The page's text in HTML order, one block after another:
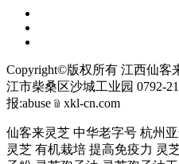
Copyright©版权所有 江西仙客
江市柴桑区沙城工业园 0792-
报:abuse﹫xkl-cn.com
仙客来灵芝 中华老字号 杭州
灵芝 有机栽培 提高免疫力 灵